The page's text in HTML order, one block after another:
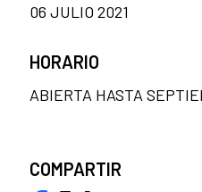
06 JULIO 2021
HORARIO
ABIERTA HASTA
COMPARTIR